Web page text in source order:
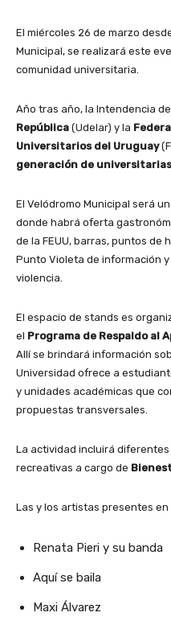
El miércoles 26 de marzo
Municipal, se realizará este
comunidad universitaria.
Año tras año, la Intendencia
República (Udelar) y la
Universitarios del Uruguay
generación de
El Velódromo Municipal será
donde habrá oferta
de la FEUU, barras, puntos de
Punto Violeta de información
violencia.
El espacio de stands es
el Programa de Respaldo al
Allí se brindará información
Universidad ofrece a
y unidades académicas que
propuestas transversales.
La actividad incluirá
recreativas a cargo de
Las y los artistas presentes
Renata Pieri y su banda
Aquí se baila
Maxi Álvarez